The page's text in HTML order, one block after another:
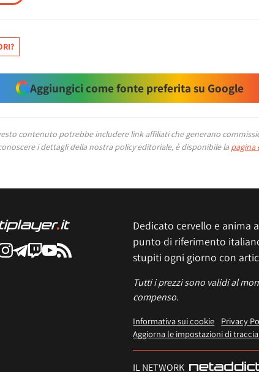
Aggiungici come fonte preferita su Google
contenuto potrebbe includere link affiliati che generano
i dettagli della nostra policy editoriale, è disponibile la pagina
Dedicato cervello e anima
punto di riferimento
stupiti ogni giorno con
Tutti i prezzi sono validi al
compenso.
Informativa sui cookie Privacy
Aggiorna le impostazioni di
IL NETWORK